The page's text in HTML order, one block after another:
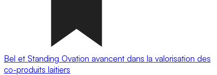
Bel et Standing Ovation avancent dans la valorisation des
co-produits laitiers